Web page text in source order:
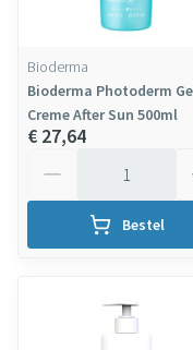
Bioderma
Bioderma Photoderm
Creme After Sun 500ml
€ 27,64
Bestel